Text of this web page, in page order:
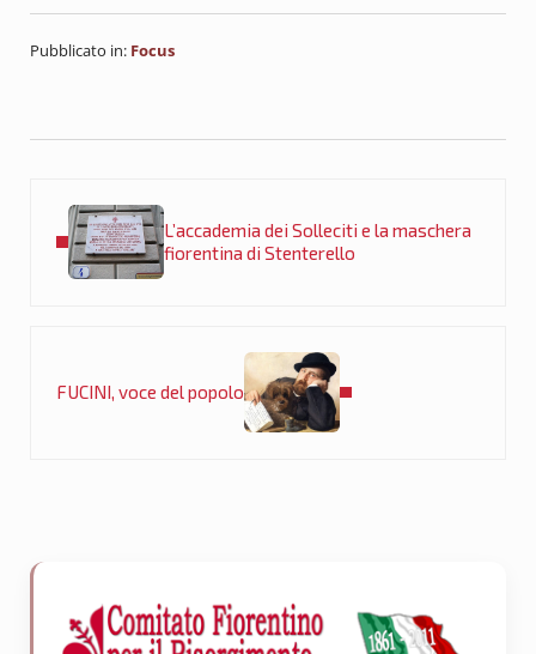
Pubblicato in: Focus
L’accademia dei Solleciti e la maschera
fiorentina di Stenterello
FUCINI, voce del popolo
Sidebar